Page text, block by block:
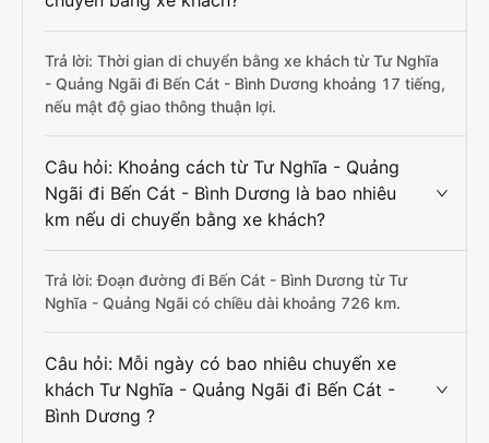
Trả lời: Thời gian di chuyển bằng xe khách từ Tư Nghĩa
- Quảng Ngãi đi Bến Cát - Bình Dương khoảng 17 tiếng,
nếu mật độ giao thông thuận lợi.
Câu hỏi: Khoảng cách từ Tư Nghĩa - Quảng
Ngãi đi Bến Cát - Bình Dương là bao nhiêu
km nếu di chuyển bằng xe khách?
Trả lời: Đoạn đường đi Bến Cát - Bình Dương từ Tư
Nghĩa - Quảng Ngãi có chiều dài khoảng 726 km.
Câu hỏi: Mỗi ngày có bao nhiêu chuyến xe
khách Tư Nghĩa - Quảng Ngãi đi Bến Cát -
Bình Dương ?